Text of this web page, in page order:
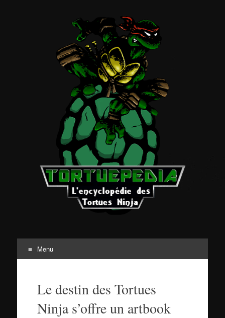
Menu
contenuLe destin des Tortues
Ninja s’offre un artbook